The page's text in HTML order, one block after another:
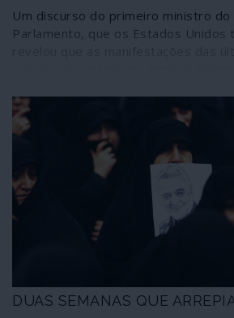
Um discurso do primeiro ministro do
Parlamento, que os Estados Unidos
assinatura de um acordo económico
vantajoso entre Bagdade e a China.
fim à chantagem norte-americana de
reconstruir infraestruturas no país
das receitas do petróleo iraquiano.
governo que rescindisse o acordo; o
rejeitou. A partir daí passou a valer
assassínios e ameaças de morte,
DUAS SEMANAS QUE